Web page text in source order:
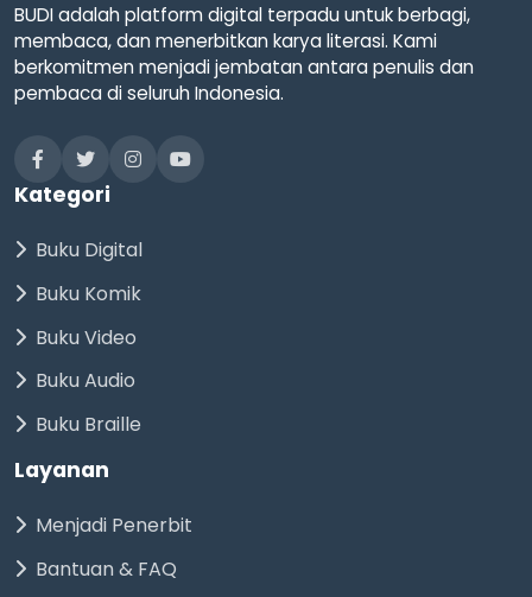
BUDI adalah platform digital terpadu untuk berbagi,
membaca, dan menerbitkan karya literasi. Kami
berkomitmen menjadi jembatan antara penulis dan
pembaca di seluruh Indonesia.
Kategori
Buku Digital
Buku Komik
Buku Video
Buku Audio
Buku Braille
Layanan
Menjadi Penerbit
Bantuan & FAQ